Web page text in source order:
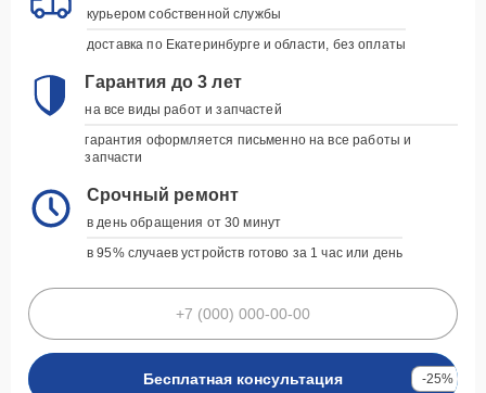
курьером собственной службы
доставка по Екатеринбурге и области, без оплаты
Гарантия до 3 лет
на все виды работ и запчастей
гарантия оформляется письменно на все работы и
запчасти
Срочный ремонт
в день обращения от 30 минут
в 95% случаев устройств готово за 1 час или день
Бесплатная консультация -25%